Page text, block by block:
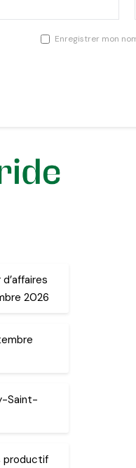
Enregistrer mon
2026
Saint-
productif